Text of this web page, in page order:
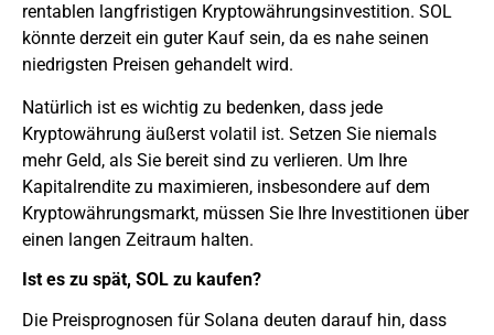
rentablen langfristigen Kryptowährungsinvestition. SOL
könnte derzeit ein guter Kauf sein, da es nahe seinen
niedrigsten Preisen gehandelt wird.
Natürlich ist es wichtig zu bedenken, dass jede
Kryptowährung äußerst volatil ist. Setzen Sie niemals
mehr Geld, als Sie bereit sind zu verlieren. Um Ihre
Kapitalrendite zu maximieren, insbesondere auf dem
Kryptowährungsmarkt, müssen Sie Ihre Investitionen über
einen langen Zeitraum halten.
Ist es zu spät, SOL zu kaufen?
Die Preisprognosen für Solana deuten darauf hin, dass